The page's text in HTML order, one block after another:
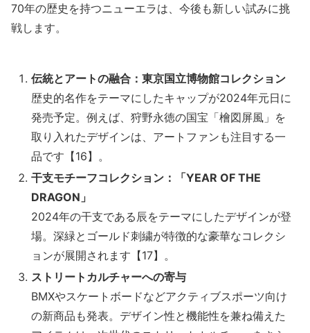
70年の歴史を持つニューエラは、今後も新しい試みに挑
戦します。
伝統とアートの融合：東京国立博物館コレクション
歴史的名作をテーマにしたキャップが2024年元日に
発売予定。例えば、狩野永徳の国宝「檜図屏風」を
取り入れたデザインは、アートファンも注目する一
品です【16】。
干支モチーフコレクション：「YEAR OF THE
DRAGON」
2024年の干支である辰をテーマにしたデザインが登
場。深緑とゴールド刺繍が特徴的な豪華なコレクシ
ョンが展開されます【17】。
ストリートカルチャーへの寄与
BMXやスケートボードなどアクティブスポーツ向け
の新商品も発表。デザイン性と機能性を兼ね備えた